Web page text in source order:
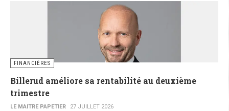
FINANCIÈRES
Billerud améliore sa rentabilité au deuxième
trimestre
LE MAITRE PAPETIER 27 JUILLET 2026